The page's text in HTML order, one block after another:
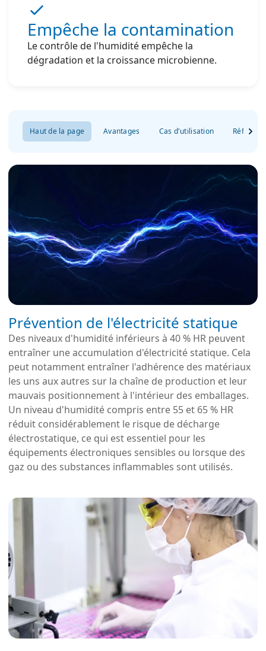
Empêche la contamination
Le contrôle de l'humidité empêche la
dégradation et la croissance microbienne.
Haut de la page Avantages Cas d'utilisation
Prévention de l'électricité statique
Des niveaux d'humidité inférieurs à 40 % HR peuvent
entraîner une accumulation d'électricité statique. Cela
peut notamment entraîner l'adhérence des matériaux
les uns aux autres sur la chaîne de production et leur
mauvais positionnement à l'intérieur des emballages.
Un niveau d'humidité compris entre 55 et 65 % HR
réduit considérablement le risque de décharge
électrostatique, ce qui est essentiel pour les
équipements électroniques sensibles ou lorsque des
gaz ou des substances inflammables sont utilisés.